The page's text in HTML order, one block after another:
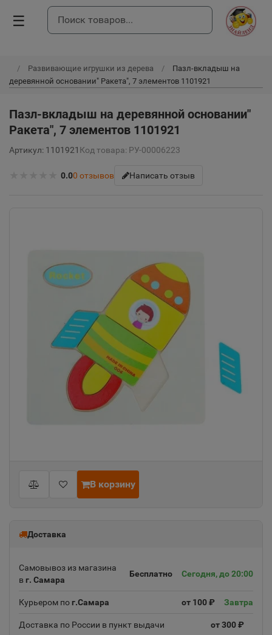
☰
Развивающие игрушки из дерева
Пазл-вкладыш на
деревянной основании" Ракета", 7 элементов 1101921
Пазл-вкладыш на деревянной основании"
Ракета", 7 элементов 1101921
Артикул: 1101921 Код товара: РУ-00006223
0.00 отзывов Написать отзыв
В корзину
Доставка
Самовывоз из магазина
в г. Самара
Бесплатно Сегодня, до 20:00
Курьером пог.Самара от 100 ₽ Завтра
Доставка по России в пункт выдачи от 300 ₽